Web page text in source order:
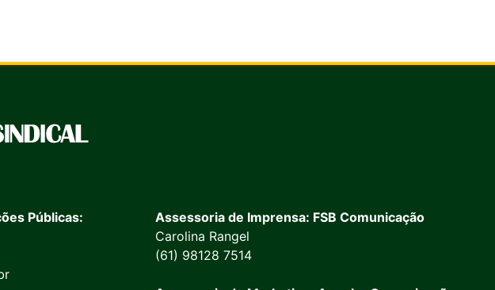
Públicas:
Assessoria de Imprensa: FSB Comunicação
Carolina Rangel
(61) 98128 7514